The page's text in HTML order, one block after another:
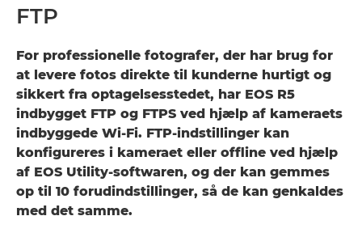
FTP
For professionelle fotografer, der har brug for
at levere fotos direkte til kunderne hurtigt og
sikkert fra optagelsesstedet, har EOS R5
indbygget FTP og FTPS ved hjælp af kameraets
indbyggede Wi-Fi. FTP-indstillinger kan
konfigureres i kameraet eller offline ved hjælp
af EOS Utility-softwaren, og der kan gemmes
op til 10 forudindstillinger, så de kan genkaldes
med det samme.